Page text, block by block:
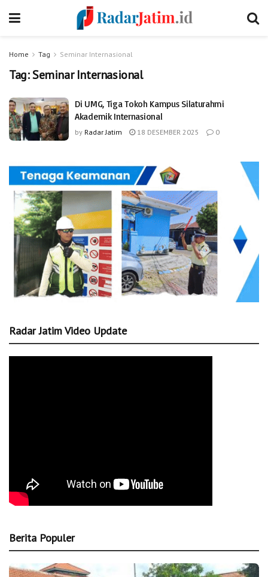
Home Tag Seminar Internasional
Tag:Seminar Internasional
Di UMG, Tiga Tokoh Kampus Silaturahmi
Akademik Internasional
by Radar Jatim 18 DESEMBER 2025 0
Radar Jatim Video Update
Berita Populer